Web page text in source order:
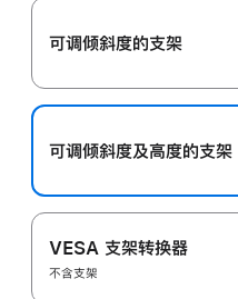
可调倾斜度的支架
可调倾斜度及高‍度的支‍架
VESA 支架转换器
不含支架